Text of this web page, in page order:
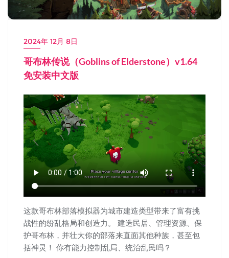
2024年 12月 8日
哥布林传说（Goblins of Elderstone）v1.64
免安装中文版
这款哥布林部落模拟器为城市建造类型带来了富有挑
战性的纷乱格局和创造力。 建造民居、管理资源、保
护哥布林，并壮大你的部落来直面其他种族，甚至包
括神灵！ 你有能力控制乱局、统治乱民吗？